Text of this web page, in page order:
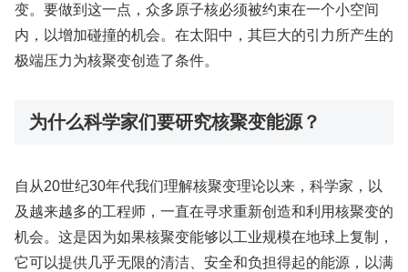
变。要做到这一点，众多原子核必须被约束在一个小空间
内，以增加碰撞的机会。在太阳中，其巨大的引力所产生的
极端压力为核聚变创造了条件。
为什么科学家们要研究核聚变能源？
自从20世纪30年代我们理解核聚变理论以来，科学家，以
及越来越多的工程师，一直在寻求重新创造和利用核聚变的
机会。这是因为如果核聚变能够以工业规模在地球上复制，
它可以提供几乎无限的清洁、安全和负担得起的能源，以满